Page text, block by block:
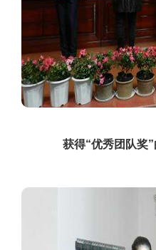
获得“优秀团队奖